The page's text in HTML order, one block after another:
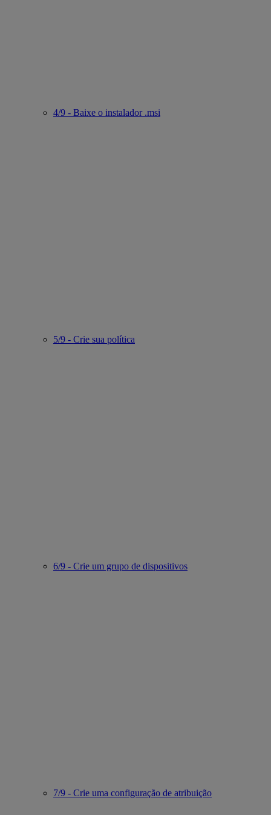
4/9 - Baixe o instalador .msi
5/9 - Crie sua política
6/9 - Crie um grupo de dispositivos
7/9 - Crie uma configuração de atribuição